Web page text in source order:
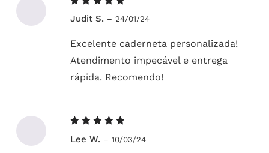
5de 5
Judit S. – 24/01/24
Excelente caderneta personalizada!
Atendimento impecável e entrega
rápida. Recomendo!
5de 5
Lee W. – 10/03/24